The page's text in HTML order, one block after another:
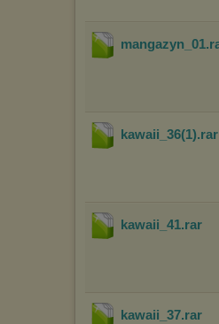
mangazyn_01
kawaii_36(1)
kawaii_41.rar
kawaii_37.rar